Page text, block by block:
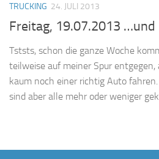
TRUCKING 24. JULI 2013
Freitag, 19.07.2013 …und
Tststs, schon die ganze Woche
teilweise auf meiner Spur
kaum noch einer richtig Auto
sind aber alle mehr oder weniger